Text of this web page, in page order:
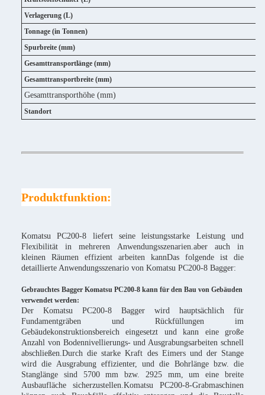
Verlagerung (L)
Tonnage (in Tonnen)
Spurbreite (mm)
Gesamttransportlänge (mm)
Gesamttransportbreite (mm)
Gesamttransporthöhe (mm)
Standort
Produktfunktion:
Komatsu PC200-8 liefert seine leistungsstarke Leistung und
Flexibilität in mehreren Anwendungsszenarien.aber auch in
kleinen Räumen effizient arbeiten kannDas folgende ist die
detaillierte Anwendungsszenario von Komatsu PC200-8 Bagger:
Gebrauchtes Bagger Komatsu PC200-8 kann für den Bau von Gebäuden
verwendet werden:
Der Komatsu PC200-8 Bagger wird hauptsächlich für
Fundamentgräben und Rückfüllungen im
Gebäudekonstruktionsbereich eingesetzt und kann eine große
Anzahl von Bodennivellierungs- und Ausgrabungsarbeiten schnell
abschließen.Durch die starke Kraft des Eimers und der Stange
wird die Ausgrabung effizienter, und die Bohrlänge bzw. die
Stanglänge sind 5700 mm bzw. 2925 mm, um eine breite
Ausbaufläche sicherzustellen.Komatsu PC200-8-Grabmaschinen